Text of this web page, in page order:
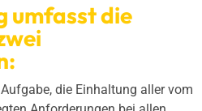
umfasst die
die Einhaltung aller vom